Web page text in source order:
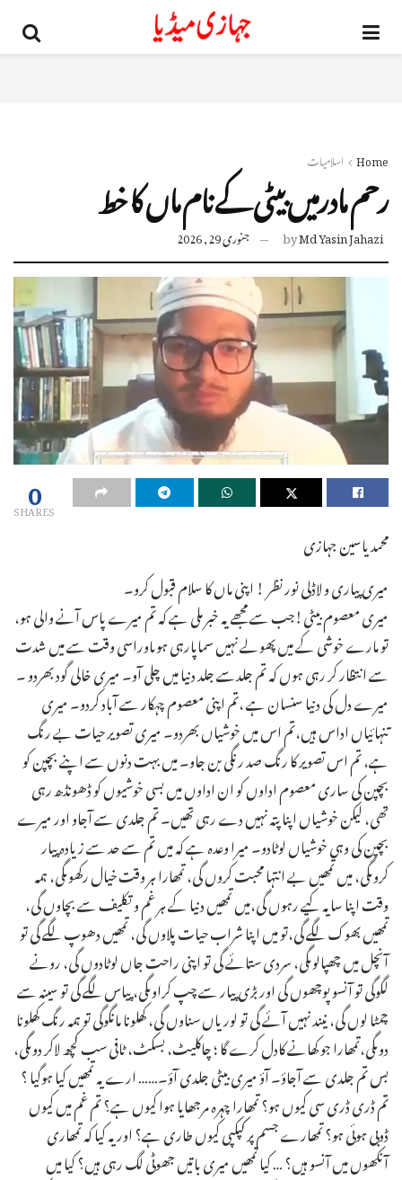
Home اسلامیات
رحم مادرمیں بیٹی کے نام ماں کا خط
byMd Yasin Jahazi جنوری 29, 2026
0
SHARES
محمد یاسین جہازی
میری پیاری و لاڈلی نور نظر ! اپنی ماں کا سلام قبول کرو۔
میری معصوم بیٹی!جب سے مجھے یہ خبر ملی ہے کہ تم میرے پاس آنے والی ہو،
تو مارے خوشی کے میں پھولے نہیں سماپارہی ہوںاوراسی وقت سے میں شدت
سے انتظار کر رہی ہوں کہ تم جلدسے جلد دنیا میں چلی آو۔ میری خالی گود بھردو ۔
میرے دل کی دنیا سنسان ہے ،تم اپنی معصوم چہکار سے آباد کردو۔ میری
تنہائیاں اداس ہیں،تم اس میں خوشیاں بھردو۔ میری تصویر حیات بے رنگ
ہے، تم اس تصویر کا رنگ صد رنگی بن جاو۔ میں بہت دنوں سے اپنے بچپن کو
بچپن کی ساری معصوم اداوں کو ان اداوں میں بسی خوشیوں کو ڈھونڈھ رہی
تھی، لیکن خوشیاں اپنا پتہ نہیں دے رہی تھیں۔ تم جلدی سے آجاو اور میرے
بچپن کی وہی خوشیاں لوٹادو۔ میرا وعدہ ہے کہ میں تم سے حد سے زیادہ پیار
کروںگی، میں تمھیں بے انتہا محبت کروں گی، تمھارا ہر وقت خیال رکھوںگی، ہمہ
وقت اپنا سایہ کیے رہوں گی،میں تمھیں دنیا کے ہر غم و تکلیف سے بچاوں گی،
تمھیں بھوک لگے گی،تو میں اپنا شراب حیات پلاوں گی، تمھیں دھوپ لگے گی تو
آنچل میں چھپالوںگی، سردی ستائے گی تو اپنی راحت جاں لوٹادوں گی، رونے
لگوگی تو آنسو پوچھوں گی اور بڑی پیار سے چپ کراوںگی، پیاس لگے گی تو سینہ سے
چمٹا لوں گی، نیند نہیں آئے گی تو لوریاں سناوں گی، کھلونا مانگوگی تو ہمہ رنگ کھلونا
دوںگی،تمھارا جو کھانے کادل کرے گا ؛ چاکلیٹ، بسکٹ، ٹافی سب کچھ لاکر دوںگی،
بس تم جلدی سے آجاؤ۔ آؤ میری بیٹی جلدی آؤ۔…… ارے یہ تمھیں کیا ہوگیا ؟
تم ڈری ڈری سی کیوں ہو؟ تمھارا چہرہ مرجھایا ہوا کیوں ہے؟ تم غم میں کیوں
ڈوبی ہوئی ہو؟ تمھارے جسم پر کپکپی کیوں طاری ہے؟ اور یہ کیا کہ تمھاری
آنکھوں میں آنسو ہیں؟ … کیا تمھیں میری باتیں جھوٹی لگ رہی ہیں؟ کیا میں